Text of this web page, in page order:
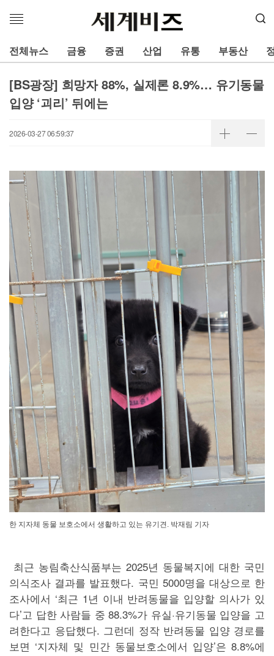
메
열
기
전체뉴스 금융 증권 산업 유통 부동산
[BS광장] 희망자 88%, 실제론 8.9%… 유기동물
입양 ‘괴리’ 뒤에는
2026-03-27 06:59:37
한 지자체 동물 보호소에서 생활하고 있는 유기견. 박재림 기자
최근 농림축산식품부는 2025년 동물복지에 대한 국민
의식조사 결과를 발표했다. 국민 5000명을 대상으로 한
조사에서 ‘최근 1년 이내 반려동물을 입양할 의사가 있
다’고 답한 사람들 중 88.3%가 유실·유기동물 입양을 고
려한다고 응답했다. 그런데 정작 반려동물 입양 경로를
보면 ‘지자체 및 민간 동물보호소에서 입양’은 8.8%에